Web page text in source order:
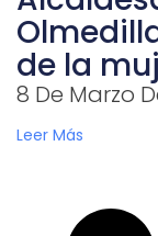
de la
8 De Marzo
Leer Más